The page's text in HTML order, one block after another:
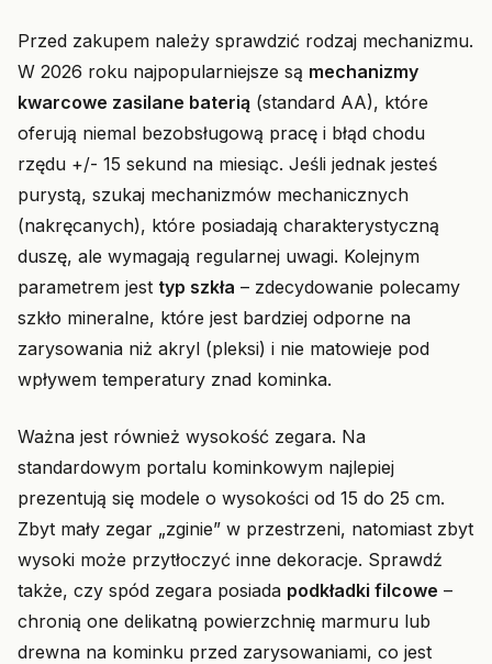
Przed zakupem należy sprawdzić rodzaj mechanizmu.
W 2026 roku najpopularniejsze są mechanizmy
kwarcowe zasilane baterią (standard AA), które
oferują niemal bezobsługową pracę i błąd chodu
rzędu +/- 15 sekund na miesiąc. Jeśli jednak jesteś
purystą, szukaj mechanizmów mechanicznych
(nakręcanych), które posiadają charakterystyczną
duszę, ale wymagają regularnej uwagi. Kolejnym
parametrem jest typ szkła – zdecydowanie polecamy
szkło mineralne, które jest bardziej odporne na
zarysowania niż akryl (pleksi) i nie matowieje pod
wpływem temperatury znad kominka.
Ważna jest również wysokość zegara. Na
standardowym portalu kominkowym najlepiej
prezentują się modele o wysokości od 15 do 25 cm.
Zbyt mały zegar „zginie” w przestrzeni, natomiast zbyt
wysoki może przytłoczyć inne dekoracje. Sprawdź
także, czy spód zegara posiada podkładki filcowe –
chronią one delikatną powierzchnię marmuru lub
drewna na kominku przed zarysowaniami, co jest